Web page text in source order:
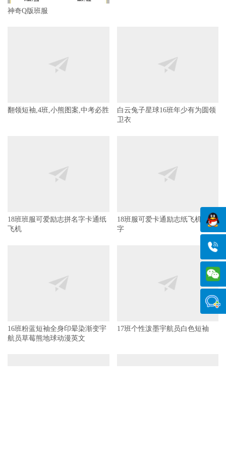
神奇Q版班服
17班个性泼墨宇航员白色短袖